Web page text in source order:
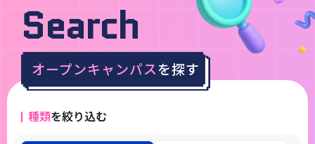
Search
オープンキャンパスを探す
種類を絞り込む